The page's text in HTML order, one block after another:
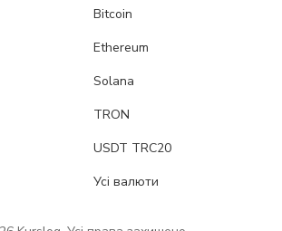
Bitcoin
Ethereum
Solana
TRON
USDT TRC20
Усі валюти